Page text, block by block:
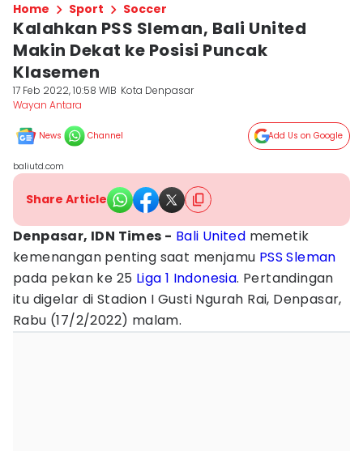
Home Sport Soccer
Kalahkan PSS Sleman, Bali United
Makin Dekat ke Posisi Puncak
Klasemen
17 Feb 2022, 10:58 WIB Kota Denpasar
Wayan Antara
News Channel Add Us on Google
baliutd.com
Share Article
Denpasar, IDN Times - Bali United memetik
kemenangan penting saat menjamu PSS Sleman
pada pekan ke 25 Liga 1 Indonesia. Pertandingan
itu digelar di Stadion I Gusti Ngurah Rai, Denpasar,
Rabu (17/2/2022) malam.